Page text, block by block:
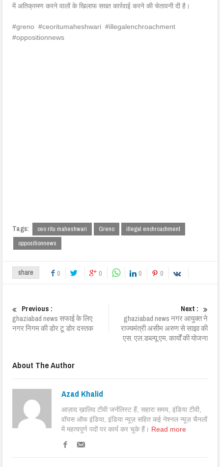
में अतिक्रमण करने वालों के खिलाफ सख्त कार्रवाई करने की चेतावनी दी है।
#greno #ceoritumaheshwari #illegalenchroachment
#oppositionnews
Tags: ceo ritu maheshwari Greno
illegal enchroachment
oppositionnews
share 0 0 0 0
Previous :
ghaziabad news सफाई के लिए
नगर निगम की डोर टू डोर दस्तक
Next :
ghaziabad news नगर आयुक्त ने
राज्यमंत्री असीम अरुण से साझा की
एस. एल.डब्ल्यू.एम. कार्यों की योजना
About The Author
Azad Khalid
आज़ाद ख़ालिद टीवी जर्नलिस्ट हैं, सहारा समय, इंडिया टीवी,
वॉयस ऑफ इंडिया, इंडिया न्यूज़ सहित कई नेश्नल न्यूज़ चैनलों
में महत्वपूर्ण पदों पर कार्य कर चुके हैं। Read more